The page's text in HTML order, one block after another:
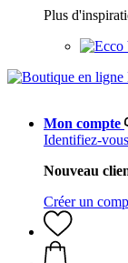
Plus
Mon compte
Identifiez-vous
Nouveau
Créer un